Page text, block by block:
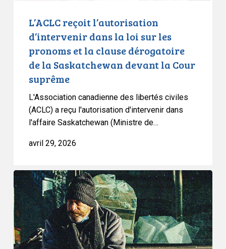
et
clause
dérogatoire
Saskatchewan
devant
L’ACLC reçoit l’autorisation
d’intervenir dans la loi sur les
pronoms et la clause dérogatoire
de la Saskatchewan devant la Cour
suprême
L'Association canadienne des libertés civiles
(ACLC) a reçu l'autorisation d'intervenir dans
l'affaire Saskatchewan (Ministre de…
avril 29, 2026
L’ACLC
intervient
dans
l’affaire
du
campement